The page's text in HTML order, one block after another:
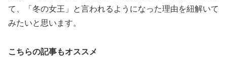
て、「冬の女王」と言われるようになった理由を紐解いて
みたいと思います。
こちらの記事もオススメ